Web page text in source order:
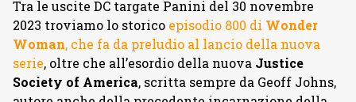
Tra le uscite DC targate Panini del 30 novembre
2023 troviamo lo storico episodio 800 di Wonder
Woman, che fa da preludio al lancio della nuova
serie, oltre che all’esordio della nuova Justice
Society of America, scritta sempre da Geoff Johns,